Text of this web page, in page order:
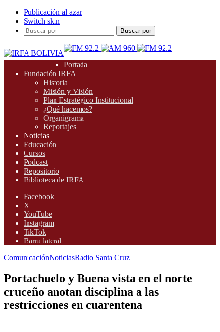
Publicación al azar
Switch skin
Buscar por
Portada
Fundación IRFA
Historia
Misión y Visión
Plan Estratégico Institucional
¿Qué hacemos?
Organigrama
Reportajes
Noticias
Educación
Cursos
Podcast
Repositorio
Biblioteca de IRFA
Facebook
X
YouTube
Instagram
TikTok
Barra lateral
ComunicaciónNoticiasRadio Santa Cruz
Portachuelo y Buena vista en el norte
cruceño anotan disciplina a las
restricciones en cuarentena